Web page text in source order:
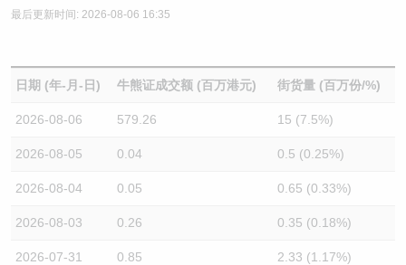
最后更新时间: 2026-08-06 16:35
日期 (年-月-日) 牛熊证成交额 (百万港元) 街货量 (百万份/%)
2026-08-06 579.26 15 (7.5%)
2026-08-05 0.04 0.5 (0.25%)
2026-08-04 0.05 0.65 (0.33%)
2026-08-03 0.26 0.35 (0.18%)
2026-07-31 0.85 2.33 (1.17%)